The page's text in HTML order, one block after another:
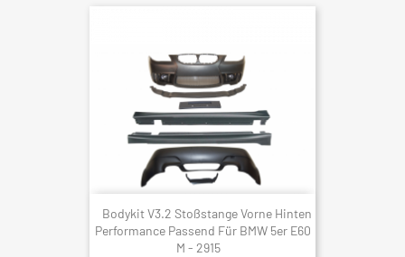
Bodykit V3.2 Stoßstange Vorne Hinten
Performance Passend Für BMW 5er E60
M - 2915